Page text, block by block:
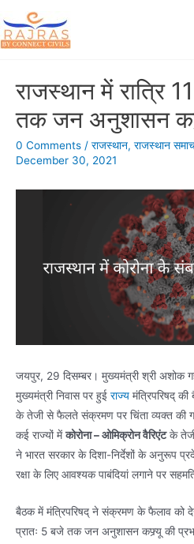
to
content
राजस्थान में रात्रि
तक जन अनुशासन
0 Comments / राजस्थान, राजस्थान
December 30, 2021
जयपुर, 29 दिसम्बर। मुख्यमंत्री श्री अशोक
मुख्यमंत्री निवास पर हुई राज्य मंत्रिपरिषद्
के तेजी से फैलते संक्रमण पर चिंता व्यक्त की
कई राज्यों मेंकोरोना – ओमिक्रोन वैरिएंटके
ने भारत सरकार के दिशा-निर्देशों के अनुरूप
रक्षा के लिए आवश्यक पाबंदियां लगाने पर
बैठक में मंत्रिपरिषद् ने संक्रमण के फैलाव को
प्रातः 5 बजे तक जन अनुशासन कफ्र्यू की